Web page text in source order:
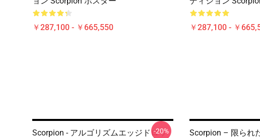
￥287,100 - ￥665,550 ￥287,100 - ￥
Scorpion - アルゴリズムエッジドロッ
-20%
Scorpion – 限られ